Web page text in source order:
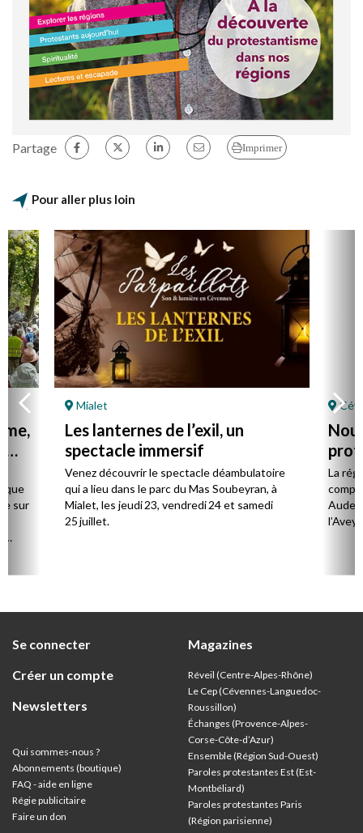
Partage Imprimer
Pour aller plus loin
sur
Mialet
Les lanternes de l’exil, un
spectacle immersif
Venez découvrir le spectacle déambulatoire
qui a lieu dans le parc du Mas Soubeyran, à
Mialet, les jeudi 23, vendredi 24 et samedi
25 juillet.
La
Aude,
Se connecter
Créer un compte
Newsletters
Qui sommes-nous ?
Abonnements (boutique)
FAQ - aide en ligne
Régie publicitaire
Faire un don
Magazines
Réveil (Centre-Alpes-Rhône)
Le Cep (Cévennes-Languedoc-
Roussillon)
Échanges (Provence-Alpes-
Corse-Côte-d’Azur)
Ensemble (Région Sud-Ouest)
Paroles protestantes Est (Est-
Montbéliard)
Paroles protestantes Paris
(Région parisienne)